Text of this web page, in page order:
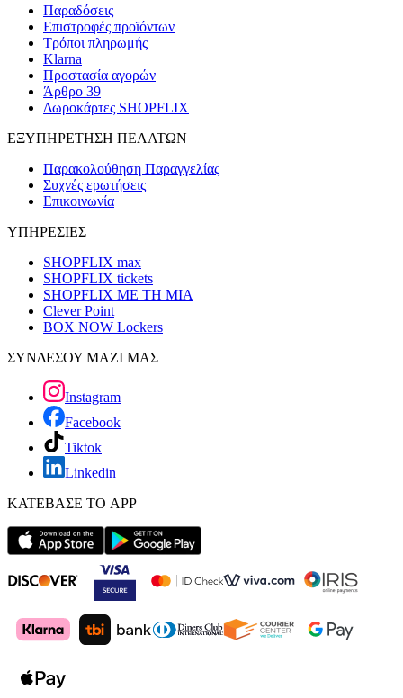
Παραδόσεις
Επιστροφές προϊόντων
Τρόποι πληρωμής
Klarna
Προστασία αγορών
Άρθρο 39
Δωροκάρτες SHOPFLIX
ΕΞΥΠΗΡΕΤΗΣΗ ΠΕΛΑΤΩΝ
Παρακολούθηση Παραγγελίας
Συχνές ερωτήσεις
Επικοινωνία
ΥΠΗΡΕΣΙΕΣ
SHOPFLIX max
SHOPFLIX tickets
SHOPFLIX ΜΕ ΤΗ ΜΙΑ
Clever Point
BOX NOW Lockers
ΣΥΝΔΕΣΟΥ ΜΑΖΙ ΜΑΣ
Instagram
Facebook
Tiktok
Linkedin
ΚΑΤΕΒΑΣΕ ΤΟ APP